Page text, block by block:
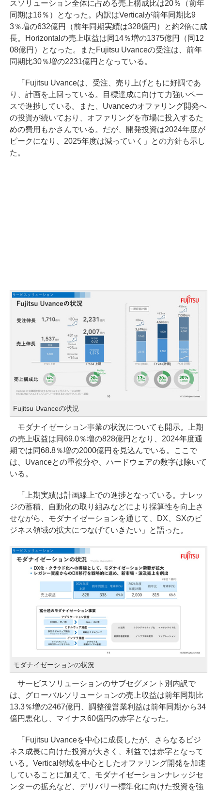
スソリューション全体に占める売上構成比は20％（前年
同期は16％）となった。内訳はVerticalが前年同期比9
3％増の632億円（前年同期実績は328億円）と約2倍に成
長。Horizontalの売上収益は同14％増の1375億円（同12
08億円）となった。またFujitsu Uvanceの受注は、前年
同期比30％増の2231億円となっている。
「Fujitsu Uvanceは、受注、売り上げともに好調であ
り、計画を上回っている。目標達成に向けて力強いペー
スで進捗している。また、Uvanceのオファリング開発へ
の投資が続いており、オファリングを市場に投入するた
めの費用もかさんでいる。だが、開発投資は2024年度が
ピークになり、2025年度は減っていく」との方針も示し
た。
Fujitsu Uvanceの状況
モダナイゼーション事業の状況についても開示。上期
の売上収益は同69.0％増の828億円となり、2024年度通
期では同68.8％増の2000億円を見込んでいる。ここで
は、Uvanceとの重複分や、ハードウェアの数字は除いて
いる。
「上期実績は計画線上での進捗となっている。ナレッ
ジの蓄積、自動化の取り組みなどにより採算性を向上さ
せながら、モダナイゼーションを通じて、DX、SXのビ
ジネス領域の拡大につなげていきたい」と語った。
モダナイゼーションの状況
サービスソリューションのサブセグメント別内訳で
は、グローバルソリューションの売上収益は前年同期比
13.3％増の2467億円、調整後営業利益は前年同期から34
億円悪化し、マイナス60億円の赤字となった。
「Fujitsu Uvanceを中心に成長したが、さらなるビジ
ネス成長に向けた投資が大きく、利益では赤字となって
いる。Vertical領域を中心としたオファリング開発を加速
していることに加えて、モダナイゼーションナレッジセ
ンターの拡充など、デリバリー標準化に向けた投資を強